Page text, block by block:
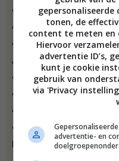
• 250 g spaghetti,
erdoor geschept
• olijfolie
Arrabiatasaus
• 60 ml olijfolie
• 1½ rode chilipeper, in
• 4 tenen knoflook, in
• 1 blikje
tomatenà
handen)
tonen, de
content te meten en
Hiervoor
advertentie ID’s,
kunt je cookie
gebruik van
via 'Privacy
advertentie- en